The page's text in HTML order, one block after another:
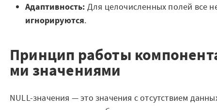
О компании
Поддержка
Обратная связь
2
Назначена, ожидает уточнения
3
Выполнена
Адаптивность: Для целочисленных полей все
игнорируются.
Принцип работы
ми значениями
NULL-значения — это значения с отсутствием